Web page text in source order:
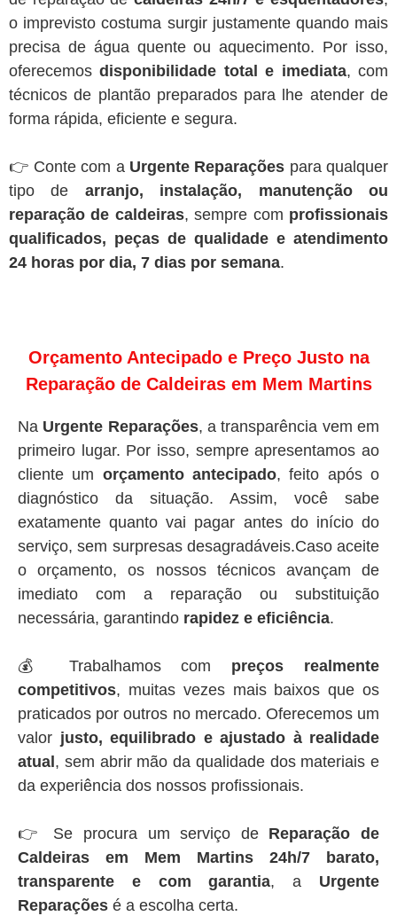
o imprevisto costuma surgir justamente quando mais
precisa de água quente ou aquecimento. Por isso,
oferecemosdisponibilidade total e imediata, com
técnicos de plantão preparados para lhe atender de
forma rápida, eficiente e segura.
👉 Conte com a Urgente Reparações para qualquer
tipo de arranjo, instalação, manutenção ou
reparação de caldeiras, sempre com profissionais
qualificados, peças de qualidade e atendimento
24 horas por dia, 7 dias por semana.
Orçamento Antecipado e Preço Justo na
Reparação de Caldeiras em Mem Martins
Na Urgente Reparações, a transparência vem em
primeiro lugar. Por isso, sempre apresentamos ao
cliente um orçamento antecipado, feito após o
diagnóstico da situação. Assim, você sabe
exatamente quanto vai pagar antes do início do
serviço, sem surpresas desagradáveis.Caso aceite
o orçamento, os nossos técnicos avançam de
imediato com a reparação ou substituição
necessária, garantindo rapidez e eficiência.
💰 Trabalhamos com preços realmente
competitivos, muitas vezes mais baixos que os
praticados por outros no mercado. Oferecemos um
valor justo, equilibrado e ajustado à realidade
atual , sem abrir mão da qualidade dos materiais e
da experiência dos nossos profissionais.
👉 Se procura um serviço de Reparação de
Caldeiras em Mem Martins 24h/7 barato,
transparente e com garantia, a Urgente
Reparações é a escolha certa.